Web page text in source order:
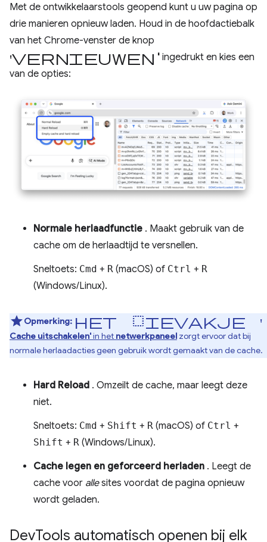
Met de ontwikkelaarstools geopend kunt u uw pagina op
drie manieren opnieuw laden. Houd in de hoofdactiebalk
van het Chrome-venster de knop
'Vernieuwen ' ingedrukt en kies een
van de opties:
Normale herlaadfunctie . Maakt gebruik van de
cache om de herlaadtijd te versnellen.
Sneltoets: Cmd + R (macOS) of Ctrl + R
(Windows/Linux).
Opmerking: het selectievakje '
Cache uitschakelen'in het netwerkpaneel zorgt ervoor dat bij
normale herlaadacties geen gebruik wordt gemaakt van de cache.
Hard Reload . Omzeilt de cache, maar leegt deze
niet.
Sneltoets: Cmd + Shift + R (macOS) of Ctrl +
Shift + R (Windows/Linux).
Cache legen en geforceerd herladen . Leegt de
cache voor allesites voordat de pagina opnieuw
wordt geladen.
DevTools automatisch openen bij elk